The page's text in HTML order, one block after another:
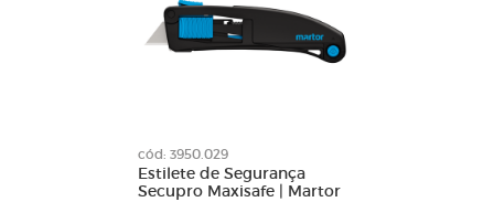
cód: 3950.029
Estilete de Segurança
Secupro Maxisafe | Martor